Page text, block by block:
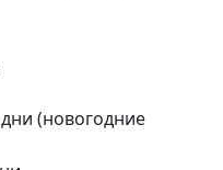
(новогодние